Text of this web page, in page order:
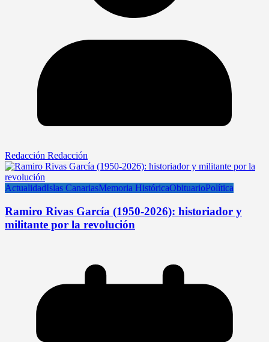
Redacción Redacción
ActualidadIslas CanariasMemoria HistóricaObituarioPolítica
Ramiro Rivas García (1950-2026): historiador y
militante por la revolución